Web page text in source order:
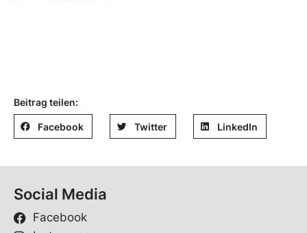
Beitrag teilen:
Facebook Twitter LinkedIn
Social Media
Facebook